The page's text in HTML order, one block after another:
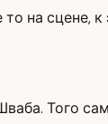
на сцене,
Того